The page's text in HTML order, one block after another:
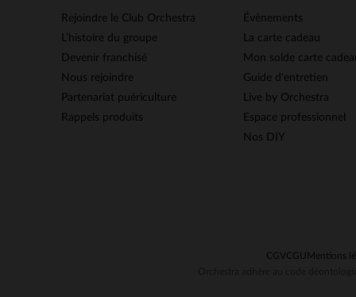
Rejoindre le Club Orchestra
L’histoire du groupe
Devenir franchisé
Nous rejoindre
Partenariat puériculture
Rappels produits
Évènements
La carte cadeau
Mon solde carte
Guide d'entretien
Live by Orchestra
Espace professionnel
Nos DIY
CGVCGU Mentions